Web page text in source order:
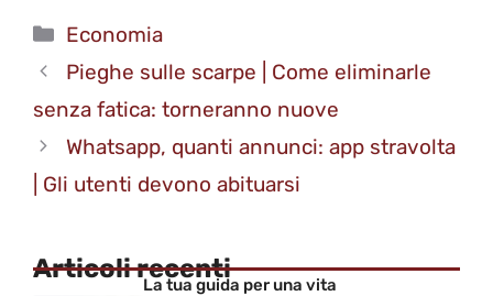
Categorie
Economia
Pieghe sulle scarpe | Come eliminarle
senza fatica: torneranno nuove
Whatsapp, quanti annunci: app stravolta
| Gli utenti devono abituarsi
Articoli recenti
La tua guida per una vita